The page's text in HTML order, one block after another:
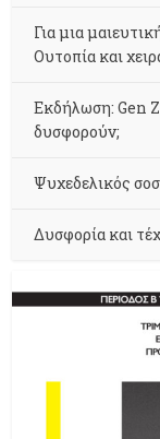
Για μια
Ουτοπία και
Εκδήλωση: Gen
δυσφορούν;
Ψυχεδελικός
Δυσφορία και